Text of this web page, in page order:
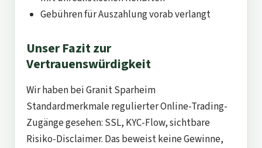
Gebühren für Auszahlung vorab verlangt
Unser Fazit zur
Vertrauenswürdigkeit
Wir haben bei Granit Sparheim
Standardmerkmale regulierter Online-Trading-
Zugänge gesehen: SSL, KYC-Flow, sichtbare
Risiko-Disclaimer. Das beweist keine Gewinne,